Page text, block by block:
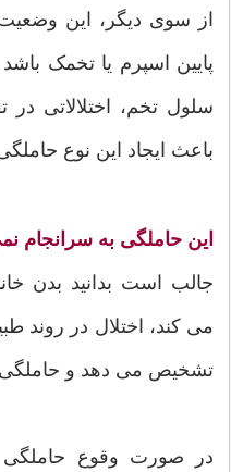
از سوی دیگر، این
پایین اسپرم یا تخمک
سلول تخم، اختلالاتی
باعث ایجاد این نوع
این حاملگی به سرانجام
جالب است بدانید بدن
می کند، اختلال در روند
تشخیص می دهد و
در صورت وقوع حاملگی